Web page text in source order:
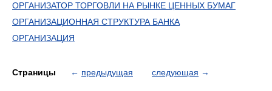
ОРГАНИЗАТОР ТОРГОВЛИ НА РЫНКЕ ЦЕННЫХ БУМАГ
ОРГАНИЗАЦИОННАЯ СТРУКТУРА БАНКА
ОРГАНИЗАЦИЯ
Страницы ← предыдущая следующая →